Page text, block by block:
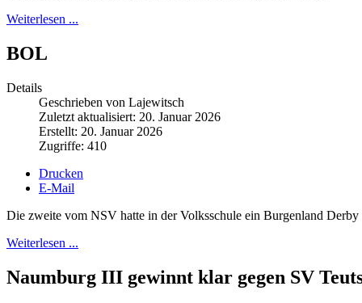
Weiterlesen ...
BOL
Details
Geschrieben von Lajewitsch
Zuletzt aktualisiert: 20. Januar 2026
Erstellt: 20. Januar 2026
Zugriffe: 410
Drucken
E-Mail
Die zweite vom NSV hatte in der Volksschule ein Burgenland
Weiterlesen ...
Naumburg III gewinnt klar gegen SV